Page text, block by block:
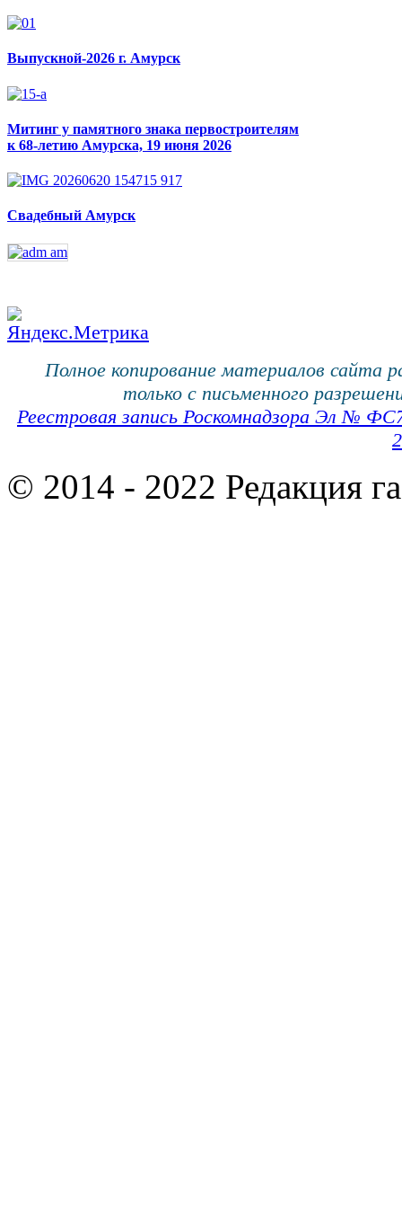
Выпускной-2026 г. Амурск
Митинг у памятного знака первостроителям
к 68-летию Амурска, 19 июня 2026
Свадебный Амурск
Полное копирование материалов сайта
только с письменного
Реестровая запись Роскомнадзора Эл №
© 2014 - 2022 Редакция